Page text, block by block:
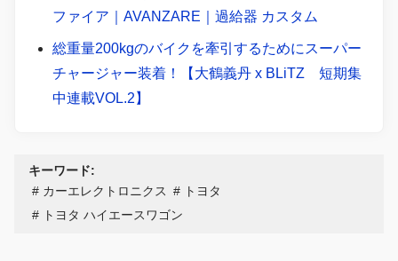
ファイア｜AVANZARE｜過給器 カスタム
総重量200kgのバイクを牽引するためにスーパー
チャージャー装着！【大鶴義丹 x BLiTZ 短期集
中連載VOL.2】
キーワード:
カーエレクトロニクス
トヨタ
トヨタ ハイエースワゴン